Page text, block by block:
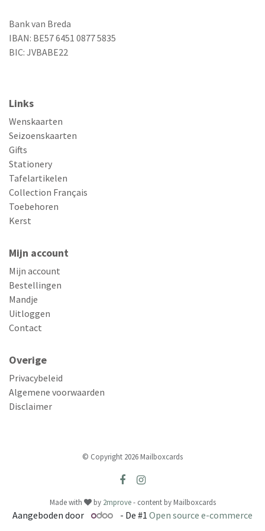
Bank van Breda
IBAN: BE57 6451 0877 5835
BIC: JVBABE22
Links
Wenskaarten
Seizoenskaarten
Gifts
Stationery
Tafelartikelen
Collection Français
Toebehoren
Kerst
Mijn account
Mijn account
Bestellingen
Mandje
Uitloggen
Contact
Overige
Privacybeleid
Algemene voorwaarden
Disclaimer
© Copyright 2026 Mailboxcards
Made with by 2mprove- content by Mailboxcards
Aangeboden door - De #1 Open source e-commerce